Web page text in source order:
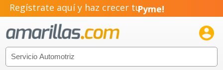
Regístrate aquí y haz crecer tuPyme!
Emprendimiento!
